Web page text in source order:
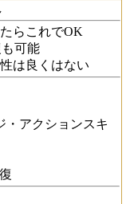
らこれでOK
も可能
は良くはない
・アクションスキ